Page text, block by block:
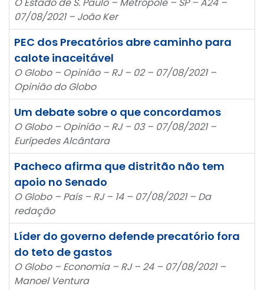
07/08/2021 – João Ker
PEC dos Precatórios abre caminho para
calote inaceitável
O Globo – Opinião – RJ – 02 – 07/08/2021 –
Opinião do Globo
Um debate sobre o que concordamos
O Globo – Opinião – RJ – 03 – 07/08/2021 –
Eurípedes Alcântara
Pacheco afirma que distritão não tem
apoio no Senado
O Globo – País – RJ – 14 – 07/08/2021 – Da
redação
Líder do governo defende precatório fora
do teto de gastos
O Globo – Economia – RJ – 24 – 07/08/2021 –
Manoel Ventura